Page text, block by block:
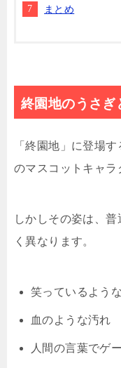
まとめ
終園地のうさぎ
「終園地」に登場
のマスコットキャラ
しかしその姿は、
く異なります。
笑っているよう
血のような汚れ
人間の言葉でゲ